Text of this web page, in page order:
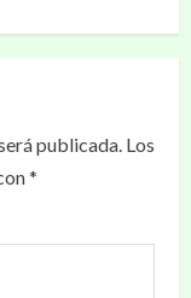
publicada. Los
*